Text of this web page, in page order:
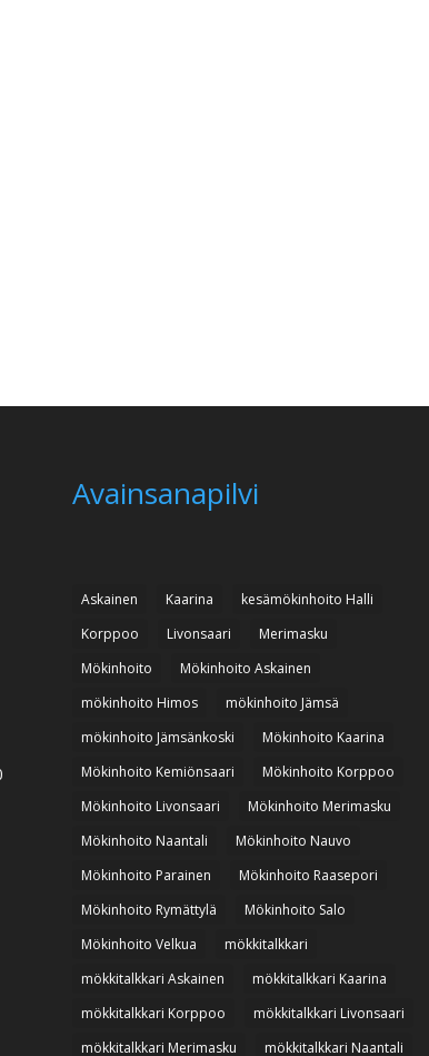
Avainsanapilvi
Askainen Kaarina
kesämökinhoito Halli
Korppoo
Livonsaari
Merimasku
Mökinhoito
Mökinhoito Askainen
mökinhoito Himos
mökinhoito Jämsä
mökinhoito Jämsänkoski
Mökinhoito Kaarina
Mökinhoito Kemiönsaari
Mökinhoito Korppoo
Mökinhoito Livonsaari
Mökinhoito Merimasku
Mökinhoito Naantali
Mökinhoito Nauvo
Mökinhoito Parainen
Mökinhoito Raasepori
Mökinhoito Rymättylä
Mökinhoito Salo
Mökinhoito Velkua
mökkitalkkari
mökkitalkkari Askainen
mökkitalkkari Kaarina
mökkitalkkari Korppoo
mökkitalkkari Livonsaari
mökkitalkkari Merimasku
mökkitalkkari Naantali